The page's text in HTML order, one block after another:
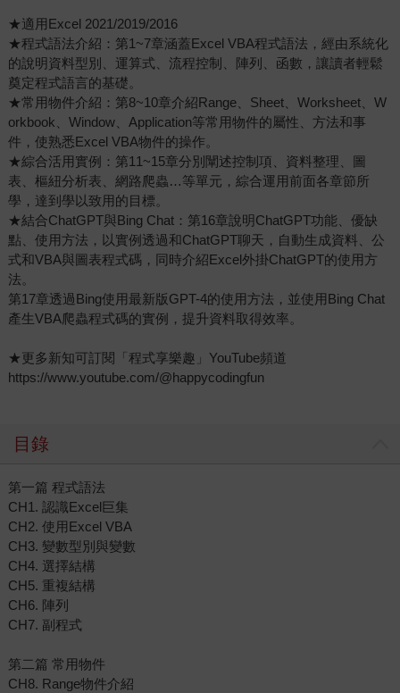
★適用Excel 2021/2019/2016
★程式語法介紹：第1~7章涵蓋Excel VBA程式語法，經由系統化
的說明資料型別、運算式、流程控制、陣列、函數，讓讀者輕鬆
奠定程式語言的基礎。
★常用物件介紹：第8~10章介紹Range、Sheet、Worksheet、W
orkbook、Window、Application等常用物件的屬性、方法和事
件，使熟悉Excel VBA物件的操作。
★綜合活用實例：第11~15章分別闡述控制項、資料整理、圖
表、樞紐分析表、網路爬蟲…等單元，綜合運用前面各章節所
學，達到學以致用的目標。
★結合ChatGPT與Bing Chat：第16章說明ChatGPT功能、優缺
點、使用方法，以實例透過和ChatGPT聊天，自動生成資料、公
式和VBA與圖表程式碼，同時介紹Excel外掛ChatGPT的使用方
法。
第17章透過Bing使用最新版GPT-4的使用方法，並使用Bing Chat
產生VBA爬蟲程式碼的實例，提升資料取得效率。
★更多新知可訂閱「程式享樂趣」YouTube頻道
https://www.youtube.com/@happycodingfun
目錄
第一篇 程式語法
CH1. 認識Excel巨集
CH2. 使用Excel VBA
CH3. 變數型別與變數
CH4. 選擇結構
CH5. 重複結構
CH6. 陣列
CH7. 副程式
第二篇 常用物件
CH8. Range物件介紹